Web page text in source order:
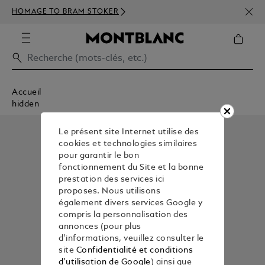
HOMAGE TO BRAM STOKER
350€
Accueil
hidden
Le présent site Internet utilise des
cookies et technologies similaires
pour garantir le bon
fonctionnement du Site et la bonne
prestation des services ici
proposes. Nous utilisons
également divers services Google y
compris la personnalisation des
annonces (pour plus
d'informations, veuillez consulter le
site Confidentialité et conditions
d'utilisation de Google) ainsi que